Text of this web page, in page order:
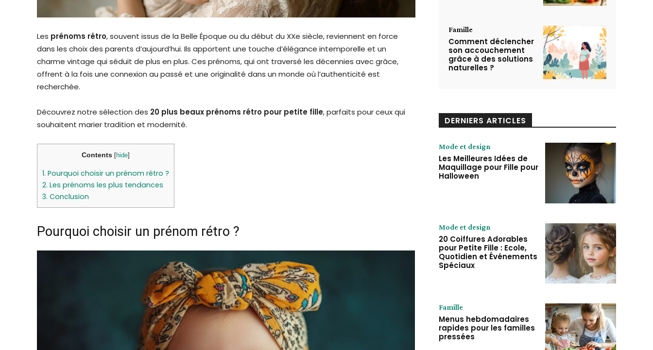
Les prénoms rétro, souvent issus de la Belle Époque ou du début du XXe siècle, reviennent en force
dans les choix des parents d’aujourd’hui. Ils apportent une touche d’élégance intemporelle et un
charme vintage qui séduit de plus en plus. Ces prénoms, qui ont traversé les décennies avec grâce,
offrent à la fois une connexion au passé et une originalité dans un monde où l’authenticité est
recherchée.
Découvrez notre sélection des 20 plus beaux prénoms rétro pour petite fille, parfaits pour ceux qui
souhaitent marier tradition et modernité.
Contents [hide]
1. Pourquoi choisir un prénom rétro ?
2. Les prénoms les plus tendances
3. Conclusion
Pourquoi choisir un prénom rétro ?
Famille
Comment déclencher
son accouchement
grâce à des solutions
naturelles ?
DERNIERS ARTICLES
Mode et design
Les Meilleures Idées de
Maquillage pour Fille pour
Halloween
Mode et design
20 Coiffures Adorables
pour Petite Fille : Ecole,
Quotidien et Événements
Spéciaux
Famille
Menus hebdomadaires
rapides pour les familles
pressées